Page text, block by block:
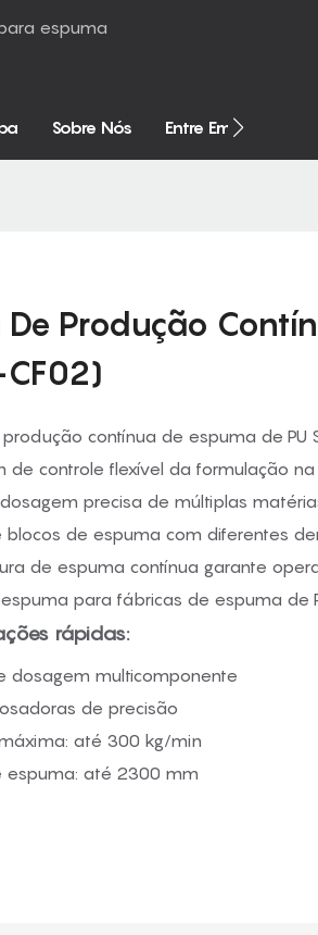
espuma
Sobre Nós Entre Em Contato
Produção
contínua de espuma de
de controle flexível da formulação
precisa de múltiplas
de espuma com diferentes
de espuma contínua garante
para fábricas de espuma de
rápidas:
dosagem multicomponente
de precisão
até 300 kg/min
espuma: até 2300 mm